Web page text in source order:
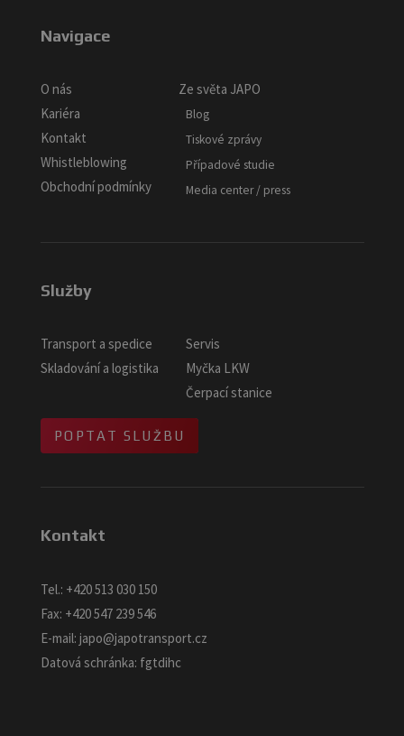
Navigace
O nás
Kariéra
Kontakt
Whistleblowing
Obchodní podmínky
Ze světa JAPO
Blog
Tiskové zprávy
Případové studie
Media center / press
Služby
Transport a spedice
Skladování a logistika
Servis
Myčka LKW
Čerpací stanice
POPTAT SLUŽBU
Kontakt
Tel.: +420 513 030 150
Fax: +420 547 239 546
E-mail: japo@japotransport.cz
Datová schránka: fgtdihc